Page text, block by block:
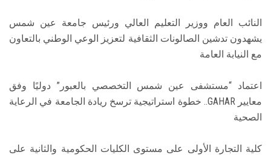
النائب العام ووزير التعليم العالي ورئيس جامعة عين شمس
يشهدون تدشين الصالونات الثقافية لتعزيز الوعي الوطني بالتعاون
مع النيابة العامة
اعتماد “مستشفى عين شمس التخصصي بالعبور” دوليًا وفق
معايير GAHAR.. خطوة استراتيجية ترسخ ريادة الجامعة في الرعاية
الصحية
كلية التجارة الأولى على مستوى الكليات الحكومية والثانية على